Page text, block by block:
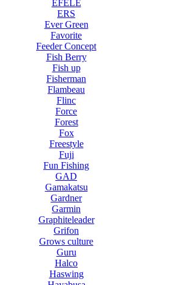
EFELE
ERS
Ever Green
Favorite
Feeder Concept
Fish Berry
Fish up
Fisherman
Flambeau
Flinc
Force
Forest
Fox
Freestyle
Fuji
Fun Fishing
GAD
Gamakatsu
Gardner
Garmin
Graphiteleader
Grifon
Grows culture
Guru
Halco
Haswing